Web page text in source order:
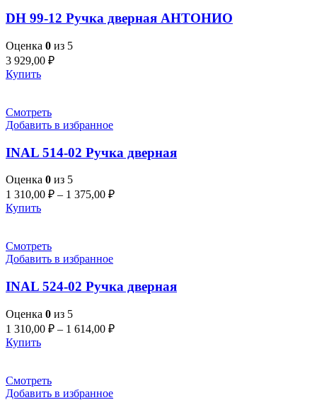
DH 99-12 Ручка дверная АНТОНИО
Оценка 0 из 5
3 929,00 ₽
Купить
Смотреть
Добавить в избранное
INAL 514-02 Pучка дверная
Оценка 0 из 5
1 310,00 ₽ – 1 375,00 ₽
Купить
Смотреть
Добавить в избранное
INAL 524-02 Pучка дверная
Оценка 0 из 5
1 310,00 ₽ – 1 614,00 ₽
Купить
Смотреть
Добавить в избранное